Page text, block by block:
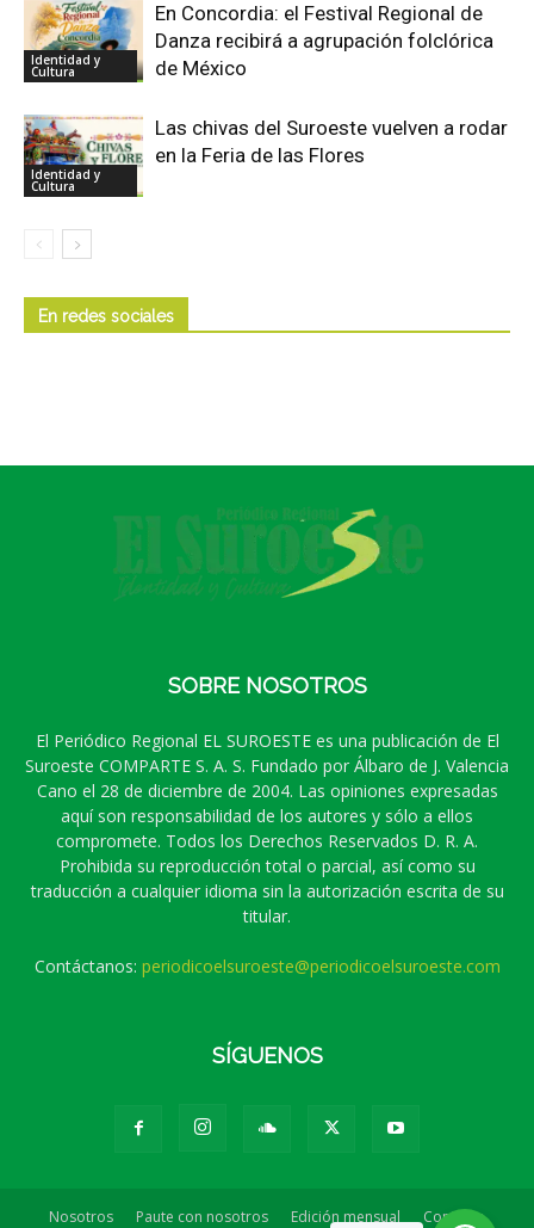
Identidad y
Cultura
En Concordia: el Festival Regional de
Danza recibirá a agrupación folclórica
de México
Identidad y
Cultura
Las chivas del Suroeste vuelven a rodar
en la Feria de las Flores
En redes sociales
SOBRE NOSOTROS
El Periódico Regional EL SUROESTE es una publicación de El
Suroeste COMPARTE S. A. S. Fundado por Álbaro de J. Valencia
Cano el 28 de diciembre de 2004. Las opiniones expresadas
aquí son responsabilidad de los autores y sólo a ellos
compromete. Todos los Derechos Reservados D. R. A.
Prohibida su reproducción total o parcial, así como su
traducción a cualquier idioma sin la autorización escrita de su
titular.
Contáctanos: periodicoelsuroeste@periodicoelsuroeste.com
SÍGUENOS
Nosotros Paute con nosotros Edición mensual Contacto